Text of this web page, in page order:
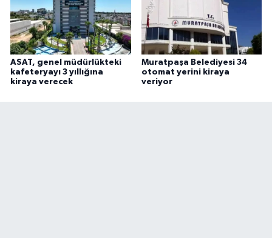
ASAT, genel müdürlükteki
kafeteryayı 3 yıllığına
kiraya verecek
Muratpaşa Belediyesi 34
otomat yerini kiraya
veriyor